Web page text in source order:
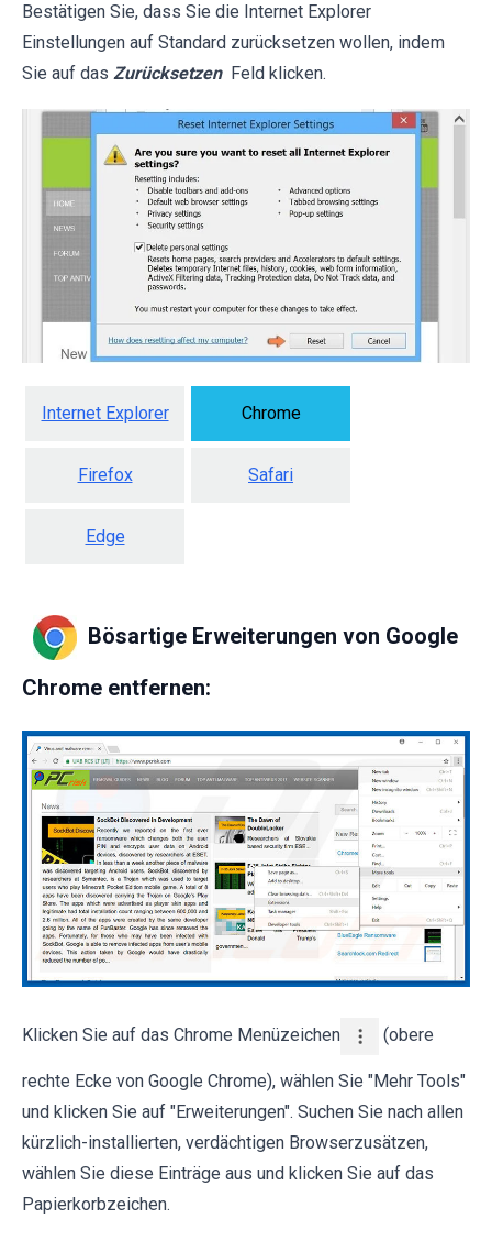
Bestätigen Sie, dass Sie die Internet Explorer
Einstellungen auf Standard zurücksetzen wollen, indem
Sie auf das Zurücksetzen Feld klicken.
Internet Explorer Chrome
Firefox Safari
Edge
Bösartige Erweiterungen von Google
Chrome entfernen:
Klicken Sie auf das Chrome Menüzeichen (obere
rechte Ecke von Google Chrome), wählen Sie "Mehr Tools"
und klicken Sie auf "Erweiterungen". Suchen Sie nach allen
kürzlich-installierten, verdächtigen Browserzusätzen,
wählen Sie diese Einträge aus und klicken Sie auf das
Papierkorbzeichen.